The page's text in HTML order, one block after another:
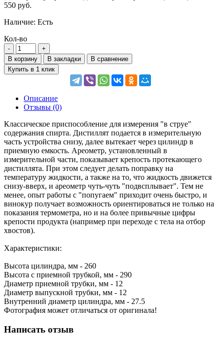
550 руб.
Наличие: Есть
Кол-во
В корзину В закладки
В сравнение
Купить в 1 клик
Описание
Отзывы (0)
Классическое приспособление для измерения "в струе"
содержания спирта. Дистиллят подается в измерительную
часть устройства снизу, далее вытекает через цилиндр в
приемную емкость. Ареометр, установленный в
измерительной части, показывает крепость протекающего
дистиллята. При этом следует делать поправку на
температуру жидкости, а также на то, что жидкость движется
снизу-вверх, и ареометр чуть-чуть "подвсплывает". Тем не
менее, опыт работы с "попугаем" приходит очень быстро, и
винокур получает возможность ориентироваться не только на
показания термометра, но и на более привычные цифры
крепости продукта (например при переходе с тела на отбор
хвостов).
Характеристики:
Высота цилиндра, мм - 260
Высота с приемной трубкой, мм - 290
Диаметр приемной трубки, мм - 12
Диаметр выпускной трубки, мм - 12
Внутренний диаметр цилиндра, мм - 27.5
Фотография может отличаться от оригинала!
Написать отзыв